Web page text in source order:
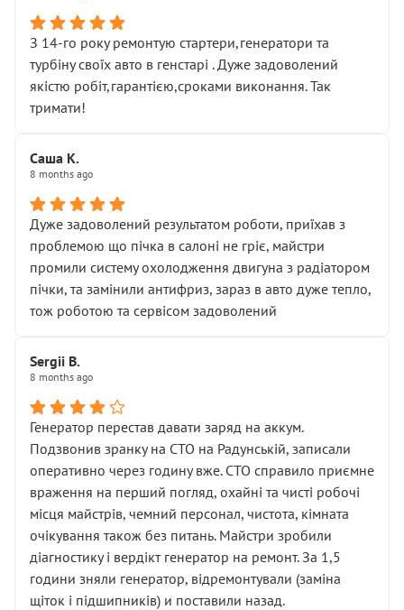
З 14-го року ремонтую стартери,генератори та
турбіну своїх авто в генстарі . Дуже задоволений
якістю робіт,гарантією,сроками виконання. Так
тримати!
Саша К.
8 months ago
Дуже задоволений результатом роботи, приїхав з
проблемою що пічка в салоні не гріє, майстри
промили систему охолодження двигуна з радіатором
пічки, та замінили антифриз, зараз в авто дуже тепло,
тож роботою та сервісом задоволений
Sergii B.
8 months ago
Генератор перестав давати заряд на аккум.
Подзвонив зранку на СТО на Радунській, записали
оперативно через годину вже. СТО справило приємне
враження на перший погляд, охайні та чисті робочі
місця майстрів, чемний персонал, чистота, кімната
очікування також без питань. Майстри зробили
діагностику і вердікт генератор на ремонт. За 1,5
години зняли генератор, відремонтували (заміна
щіток і підшипників) и поставили назад.